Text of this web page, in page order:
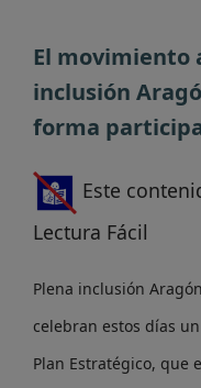
El movimiento
inclusión
forma
Este
Lectura Fácil
Plena inclusión
celebran estos días
Plan Estratégico, que